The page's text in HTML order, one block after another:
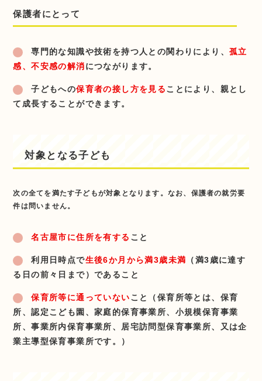
保護者にとって
専門的な知識や技術を持つ人との関わりにより、孤立
感、不安感の解消につながります。
子どもへの保育者の接し方を見ることにより、親とし
て成長することができます。
対象となる子ども
次の全てを満たす子どもが対象となります。なお、保護者の就労要
件は問いません。
名古屋市に住所を有する こと
利用日時点で生後6か月から満3歳未満 （満3歳に達す
る日の前々日まで）であること
保育所等に通っていないこと（保育所等とは、保育
所、認定こども園、家庭的保育事業所、小規模保育事業
所、事業所内保育事業所、居宅訪問型保育事業所、又は企
業主導型保育事業所です。）